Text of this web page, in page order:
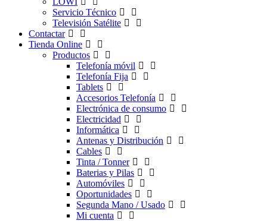
Servicio Técnico
Televisión Satélite
Contactar
Tienda Online
Productos
Telefonía móvil
Telefonía Fija
Tablets
Accesorios Telefonía
Electrónica de consumo
Electricidad
Informática
Antenas y Distribución
Cables
Tinta / Tonner
Baterias y Pilas
Automóviles
Oportunidades
Segunda Mano / Usado
Mi cuenta